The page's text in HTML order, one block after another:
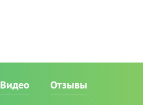
Видео Отзывы